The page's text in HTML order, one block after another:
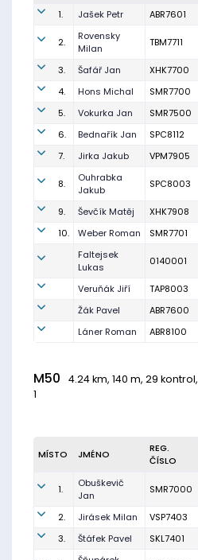
1. Jašek Petr ABR7601
2.
Rovensky
Milan
TBM7711
3. Šafář Jan XHK7700
4.
Hons Michal SMR7700
5.
Vokurka Jan SMR7500
6.
Bednařík Jan SPC8112
7.
Jirka Jakub VPM7905
8.
Ouhrabka
Jakub
SPC8003
9. Ševčík Matěj XHK7908
10.
Weber Roman SMR7701
Faltejsek
Lukas
0140001
Veruňák Jiří TAP8003
Žák Pavel
ABR7600
Láner Roman
ABR8100
M50 4.24 km, 140 m, 29 kontrol,
1
MÍSTO JMÉNO
REG.
ČÍSLO
1.
Obuškevič
Jan
SMR7000
2. Jirásek Milan VSP7403
3.
Štáfek Pavel SKL7401